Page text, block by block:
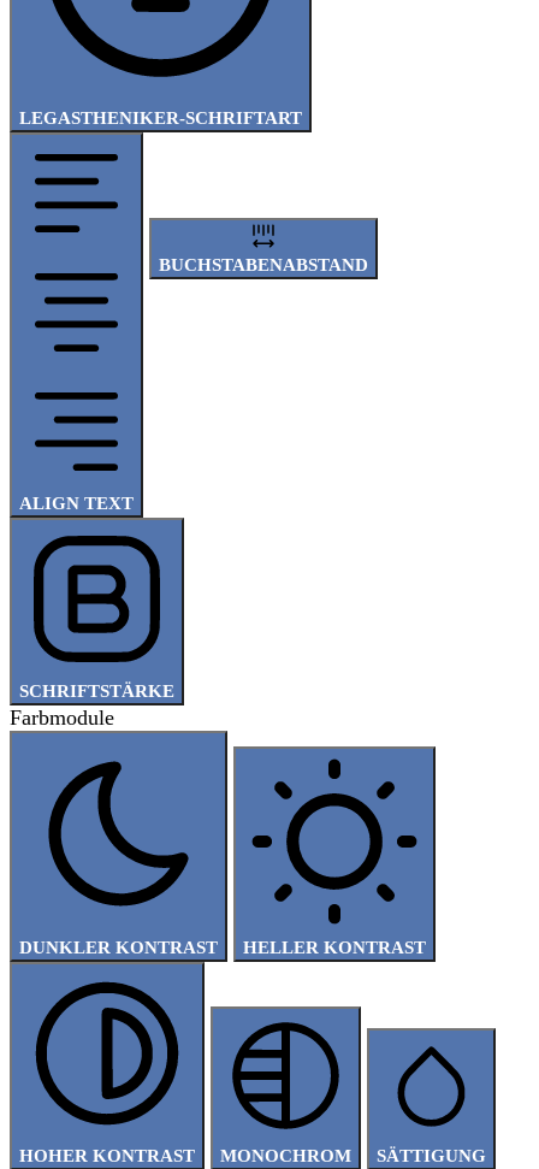
LEGASTHENIKER-SCHRIFTART
ALIGN TEXT
BUCHSTABENABSTAND
SCHRIFTSTÄRKE
Farbmodule
DUNKLER KONTRAST HELLER KONTRAST
HOHER KONTRAST MONOCHROM SÄTTIGUNG